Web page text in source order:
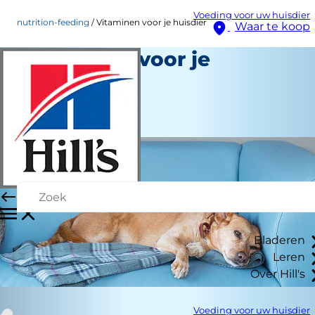
Voeding voor uw huisdier
Waar te koop
Bladeren
Leren
Over Hill's
Voeding voor uw huisdier
nutrition-feeding Vitaminen voor je huisdier
Vitaminen voor je
huisdier
Voeding en eten
Medewerker auteur